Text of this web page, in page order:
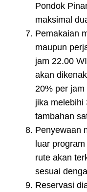
Pondok
maksimal
Pemakaian
maupun
jam 22.00
akan
20% per
jika melebihi
tambahan
Penyewaan
luar
rute akan
sesuai
Reservasi